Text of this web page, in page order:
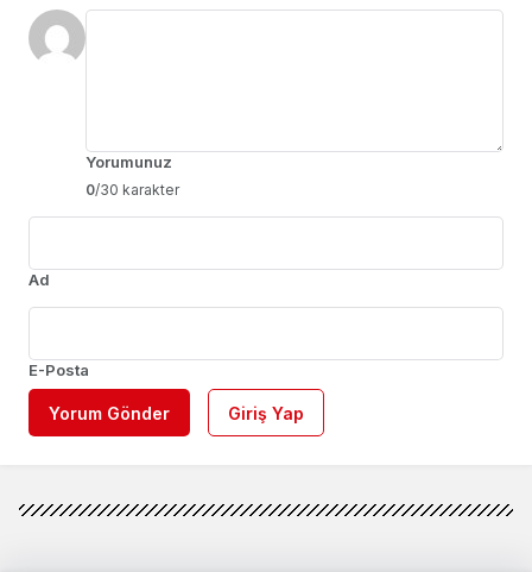
Yorumunuz
0/30 karakter
Ad
E-Posta
Yorum Gönder Giriş Yap